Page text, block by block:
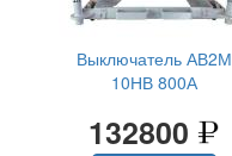
Выключатель АВ2М
10НВ 800А
132800